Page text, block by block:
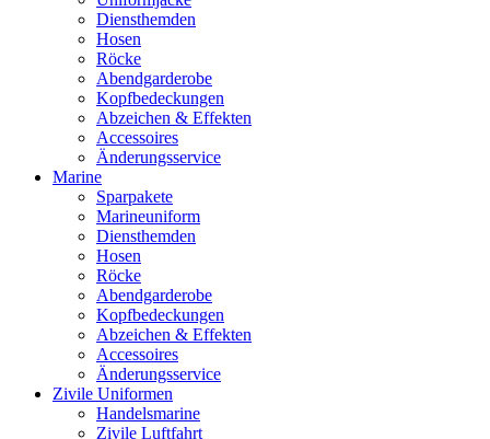
Diensthemden
Hosen
Röcke
Abendgarderobe
Kopfbedeckungen
Abzeichen & Effekten
Accessoires
Änderungsservice
Marine
Sparpakete
Marineuniform
Diensthemden
Hosen
Röcke
Abendgarderobe
Kopfbedeckungen
Abzeichen & Effekten
Accessoires
Änderungsservice
Zivile Uniformen
Handelsmarine
Zivile Luftfahrt